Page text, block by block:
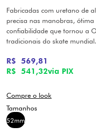
Fabricadas com uretano de
precisa nas manobras, ótima
confiabilidade que tornou a
tradicionais do skate mundial.
R$ 541,32via PIX
R$ 569,81
Compre o look
52mm